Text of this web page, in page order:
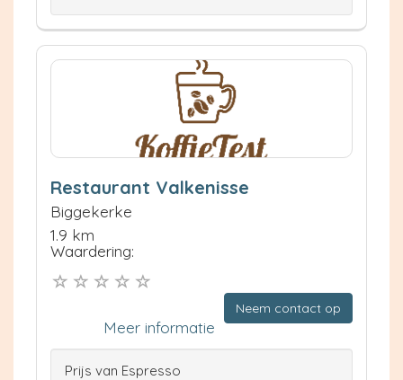
Restaurant Valkenisse
Biggekerke
1.9 km
Waardering:
Neem contact op
Meer informatie
Prijs van Espresso